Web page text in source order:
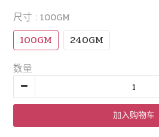
尺寸 : 100GM
100GM 240GM
数量
加入购物车